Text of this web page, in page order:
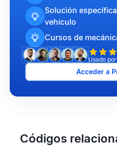
Solución
vehículo
Cursos de
Usado
Acceder a
Códigos